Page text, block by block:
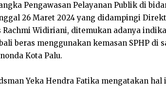
Pengawasan Pelayanan Publik di
26 Maret 2024 yang didampingi
Rachmi Widiriani, ditemukan adanya
beras menggunakan kemasan SPHP di
Kota Palu.
Yeka Hendra Fatika mengatakan